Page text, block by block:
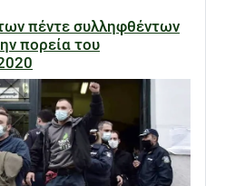
πέντε συλληφθέντων
πορεία του